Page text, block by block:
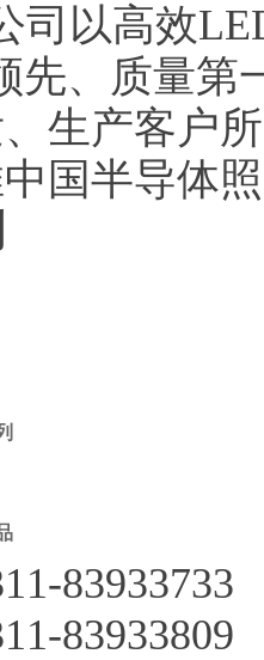
以高效
先、质量第
生产客户
国半导体
83933733
83933809